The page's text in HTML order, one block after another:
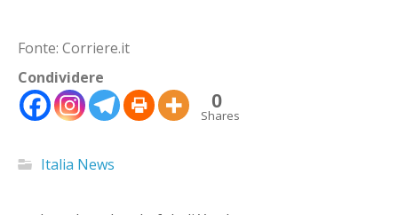
Fonte: Corriere.it
Condividere
0
Shares
Italia News